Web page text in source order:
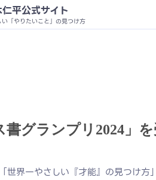
平公式サイト
「やりたいこと」の見つけ方
グランプリ2024」
界一やさしい『才能』の見つけ方